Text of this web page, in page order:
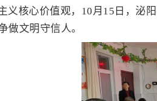
义核心价值观， 10月15日，泌
做文明守信人。